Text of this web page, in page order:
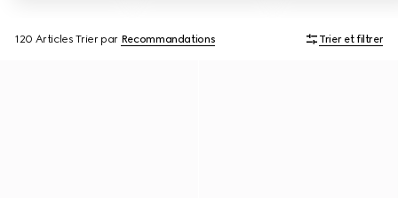
120 Articles Trier par Recommandations Trier et filtrer